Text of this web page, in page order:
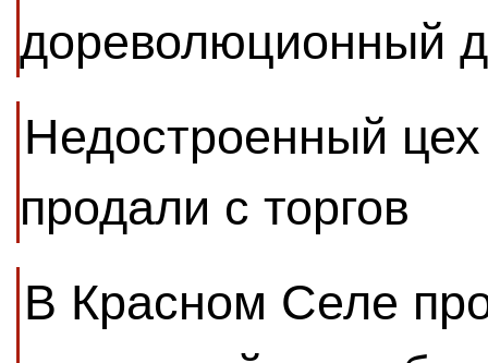
дореволюционный
Недостроенный
продали с торгов
В Красном Селе